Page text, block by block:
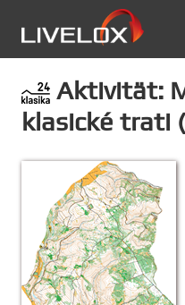
Aktivität:
klasické trati